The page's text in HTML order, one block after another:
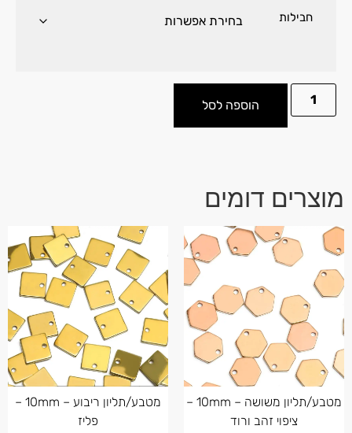
חבילות
הוספה לסל
מוצרים דומים
מטבע/תליון משושה – 10mm –
ציפוי זהב ורוד
מטבע/תליון ריבוע – 10mm –
פליז